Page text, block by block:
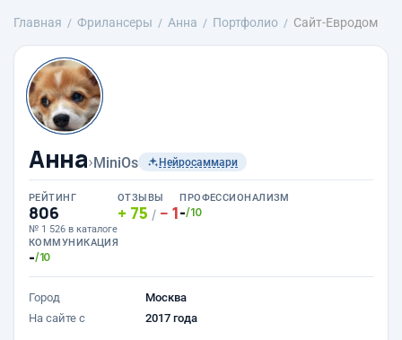
Главная Фрилансеры Анна Портфолио Сайт-Евродом
Анна›MiniOs Нейросаммари
РЕЙТИНГ
806
№ 1 526 в каталоге
ОТЗЫВЫ
75 / 1
ПРОФЕССИОНАЛИЗМ
-/10
КОММУНИКАЦИЯ
-/10
Город
Москва
На сайте с
2017 года